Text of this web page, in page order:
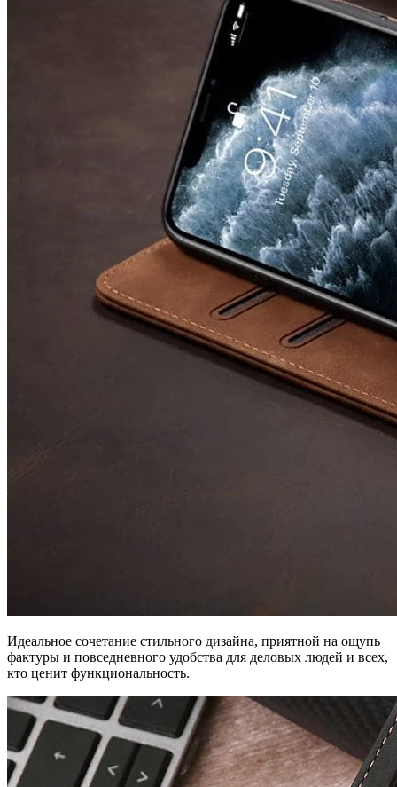
Идеальное сочетание стильного дизайна, приятной на ощупь
фактуры и повседневного удобства для деловых людей и всех,
кто ценит функциональность.